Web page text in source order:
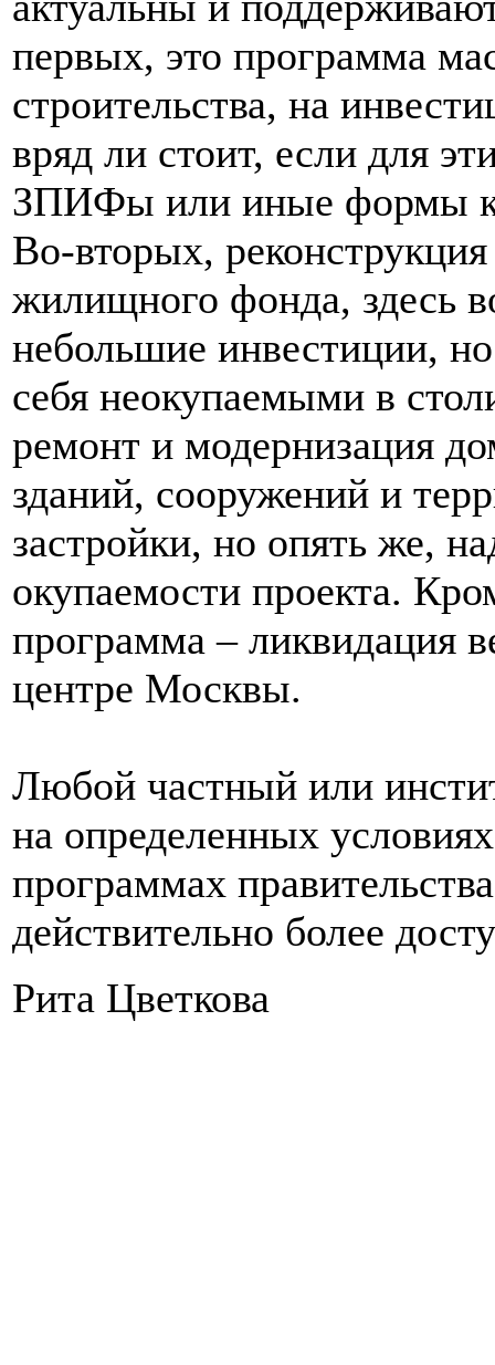
первых, это программа
строительства, на
вряд ли стоит, если для
ЗПИФы или иные формы
Во-вторых,
жилищного фонда, здесь
небольшие инвестиции,
себя неокупаемыми в
ремонт и модернизация
зданий, сооружений и
застройки, но опять же,
окупаемости проекта.
программа – ликвидация
центре Москвы.
Любой частный или
на определенных
программах
действительно более
Рита Цветкова